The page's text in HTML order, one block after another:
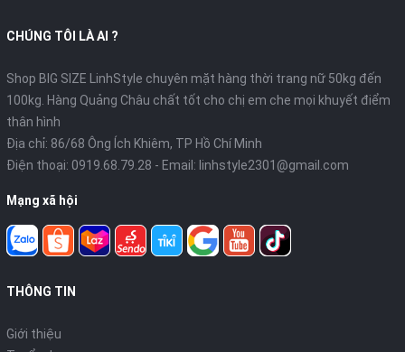
CHÚNG TÔI LÀ AI ?
Shop BIG SIZE LinhStyle chuyên mặt hàng thời trang nữ 50kg đến
100kg. Hàng Quảng Châu chất tốt cho chị em che mọi khuyết điểm
thân hình
Địa chỉ: 86/68 Ông Ích Khiêm, TP Hồ Chí Minh
Điện thoại: 0919.68.79.28 - Email: linhstyle2301@gmail.com
Mạng xã hội
THÔNG TIN
Giới thiệu